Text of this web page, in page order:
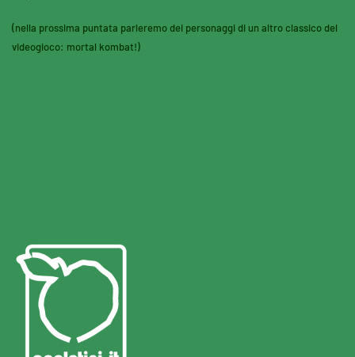
(nella prossima puntata parleremo dei personaggi di un altro classico del
videogioco: mortal kombat!)